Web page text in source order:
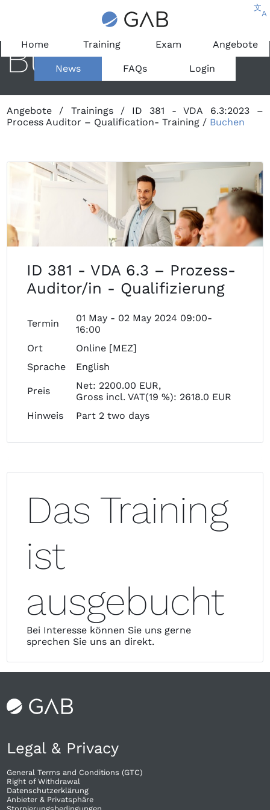
文
A
Home Training Exam Angebote
News FAQs Login
Buchen
Angebote / Trainings/ ID 381 - VDA 6.3:2023 –
Process Auditor – Qualification- Training / Buchen
ID 381 - VDA 6.3 – Prozess-
Auditor/in - Qualifizierung
Termin
01 May - 02 May 2024 09:00-
16:00
Ort
Online [MEZ]
Sprache
English
Preis
Net: 2200.00 EUR,
Gross incl. VAT(19 %): 2618.0 EUR
Hinweis
Part 2 two days
Das Training
ist
ausgebucht
Bei Interesse können Sie uns gerne
sprechen Sie uns an direkt.
Legal & Privacy
General Terms and Conditions (GTC)
Right of Withdrawal​
Datenschutzerklärung
Anbieter & Privatsphäre